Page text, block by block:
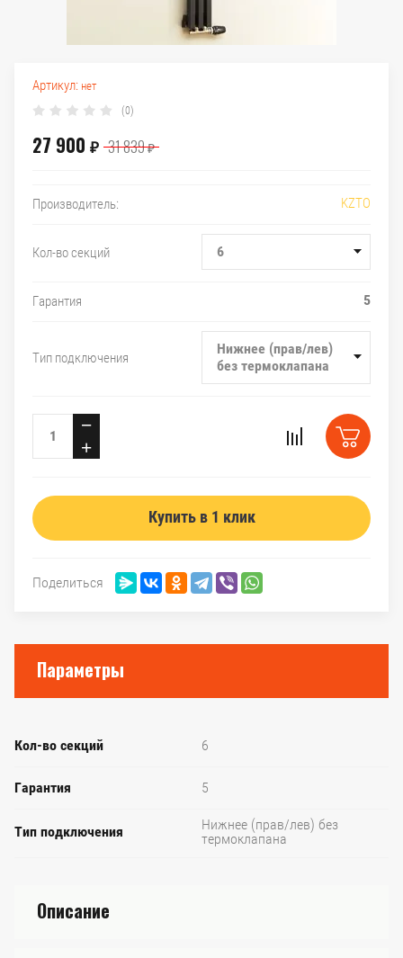
Артикул: нет
(0)
27 900 ₽ 31 839₽
Производитель: KZTO
Кол-во секций 6
Гарантия 5
Тип подключения
Нижнее (прав/лев)
без термоклапана
−
+
Купить в 1 клик
Поделиться
Параметры
Кол-во секций 6
Гарантия 5
Тип подключения
Нижнее (прав/лев) без
термоклапана
Описание